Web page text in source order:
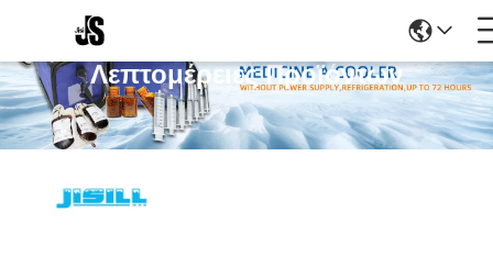
Λεπτομέρειες Προϊόντων